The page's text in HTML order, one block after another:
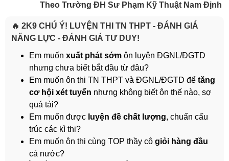
Theo Trường ĐH Sư Phạm Kỹ Thuật Nam Định
🔥 2K9 CHÚ Ý! LUYỆN THI TN THPT - ĐÁNH GIÁ
NĂNG LỰC - ĐÁNH GIÁ TƯ DUY!
Em muốn xuất phát sớm ôn luyện ĐGNL/ĐGTD
nhưng chưa biết bắt đầu từ đâu?
Em muốn ôn thi TN THPT và ĐGNL/ĐGTD để tăng
cơ hội xét tuyển nhưng không biết ôn thế nào, sợ
quá tải?
Em muốn được luyện đề chất lượng, chuẩn cấu
trúc các kì thi?
Em muốn ôn thi cùng TOP thầy cô giỏi hàng đầu
cả nước?